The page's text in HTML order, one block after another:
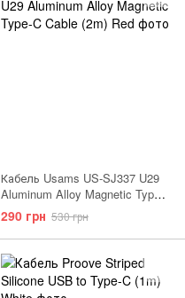
Кабель Usams US-SJ337 U29
Aluminum Alloy Magnetic Type-
C Cable (2m) Red
290 грн 530 грн